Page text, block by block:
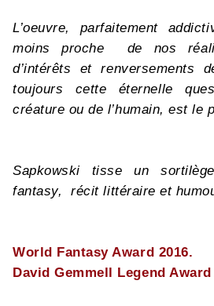
L’oeuvre, parfaitement
moins proche de nos
d’intérêts et renversements
toujours cette éternelle
créature ou de l’humain, est le
Sapkowski tisse un
fantasy, récit littéraire et
World Fantasy Award 2016.
David Gemmell Legend Award